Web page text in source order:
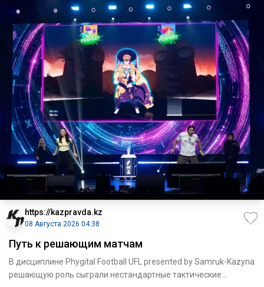
https://kazpravda.kz
08 Августа 2026 04:38
Путь к решающим матчам
В дисциплине Phygital Football UFL presented by Samruk-Kazyna
решающую роль сыграли нестандартные тактические